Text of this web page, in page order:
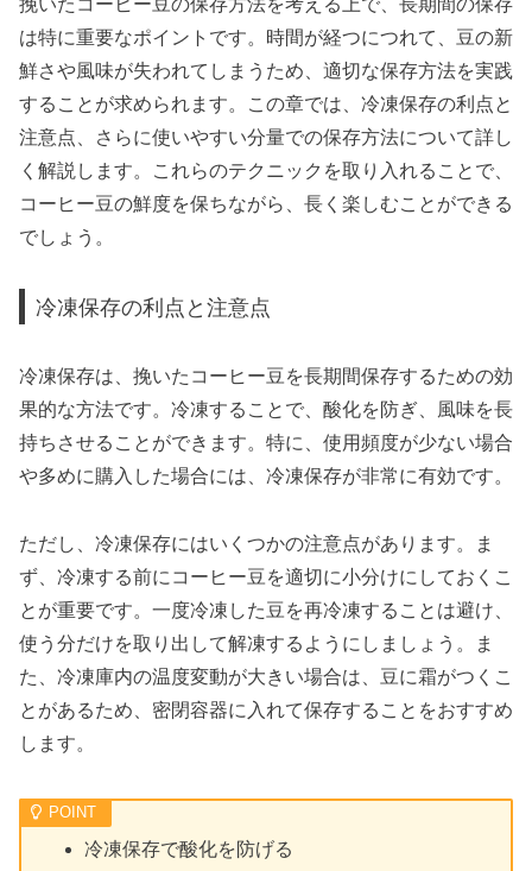
挽いたコーヒー豆の保存方法を考える上で、長期間の保存
は特に重要なポイントです。時間が経つにつれて、豆の新
鮮さや風味が失われてしまうため、適切な保存方法を実践
することが求められます。この章では、冷凍保存の利点と
注意点、さらに使いやすい分量での保存方法について詳し
く解説します。これらのテクニックを取り入れることで、
コーヒー豆の鮮度を保ちながら、長く楽しむことができる
でしょう。
冷凍保存の利点と注意点
冷凍保存は、挽いたコーヒー豆を長期間保存するための効
果的な方法です。冷凍することで、酸化を防ぎ、風味を長
持ちさせることができます。特に、使用頻度が少ない場合
や多めに購入した場合には、冷凍保存が非常に有効です。
ただし、冷凍保存にはいくつかの注意点があります。ま
ず、冷凍する前にコーヒー豆を適切に小分けにしておくこ
とが重要です。一度冷凍した豆を再冷凍することは避け、
使う分だけを取り出して解凍するようにしましょう。ま
た、冷凍庫内の温度変動が大きい場合は、豆に霜がつくこ
とがあるため、密閉容器に入れて保存することをおすすめ
します。
冷凍保存で酸化を防げる